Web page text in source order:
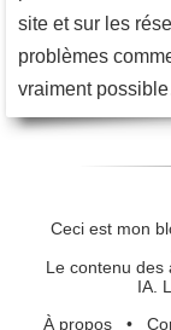
site et sur les
problèmes
vraiment
Ceci est mon
Le contenu des
IA.
À propos•